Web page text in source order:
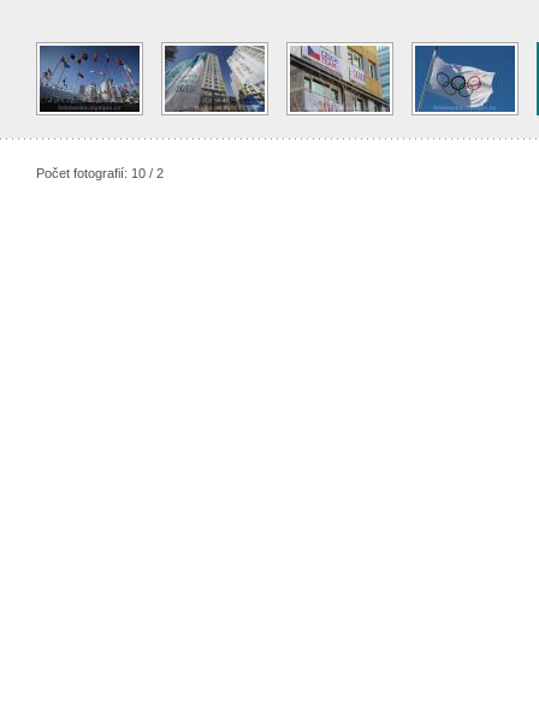
Počet fotografií: 10 / 2